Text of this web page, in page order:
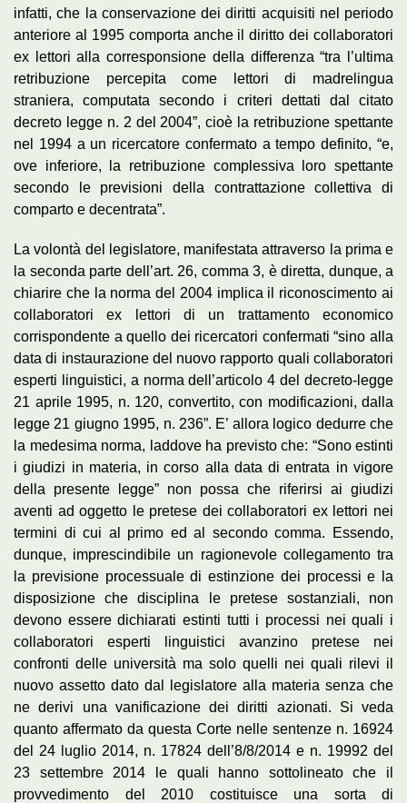
infatti, che la conservazione dei diritti acquisiti nel periodo
anteriore al 1995 comporta anche il diritto dei collaboratori
ex lettori alla corresponsione della differenza “tra l’ultima
retribuzione percepita come lettori di madrelingua
straniera, computata secondo i criteri dettati dal citato
decreto legge n. 2 del 2004”, cioè la retribuzione spettante
nel 1994 a un ricercatore confermato a tempo definito, “e,
ove inferiore, la retribuzione complessiva loro spettante
secondo le previsioni della contrattazione collettiva di
comparto e decentrata”.
La volontà del legislatore, manifestata attraverso la prima e
la seconda parte dell’art. 26, comma 3, è diretta, dunque, a
chiarire che la norma del 2004 implica il riconoscimento ai
collaboratori ex lettori di un trattamento economico
corrispondente a quello dei ricercatori confermati “sino alla
data di instaurazione del nuovo rapporto quali collaboratori
esperti linguistici, a norma dell’articolo 4 del decreto-legge
21 aprile 1995, n. 120, convertito, con modificazioni, dalla
legge 21 giugno 1995, n. 236”. E’ allora logico dedurre che
la medesima norma, laddove ha previsto che: “Sono estinti
i giudizi in materia, in corso alla data di entrata in vigore
della presente legge” non possa che riferirsi ai giudizi
aventi ad oggetto le pretese dei collaboratori ex lettori nei
termini di cui al primo ed al secondo comma. Essendo,
dunque, imprescindibile un ragionevole collegamento tra
la previsione processuale di estinzione dei processi e la
disposizione che disciplina le pretese sostanziali, non
devono essere dichiarati estinti tutti i processi nei quali i
collaboratori esperti linguistici avanzino pretese nei
confronti delle università ma solo quelli nei quali rilevi il
nuovo assetto dato dal legislatore alla materia senza che
ne derivi una vanificazione dei diritti azionati. Si veda
quanto affermato da questa Corte nelle sentenze n. 16924
del 24 luglio 2014, n. 17824 dell’8/8/2014 e n. 19992 del
23 settembre 2014 le quali hanno sottolineato che il
provvedimento del 2010 costituisce una sorta di